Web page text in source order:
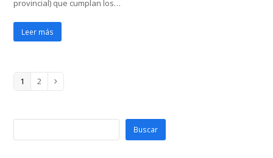
provincial) que cumplan los…
Leer más
Page
1 Page
2 Siguiente
Buscar